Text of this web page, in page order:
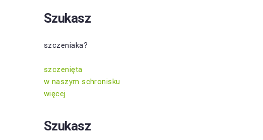
Szukasz
szczeniaka?
szczenięta
w naszym schronisku
więcej
Szukasz